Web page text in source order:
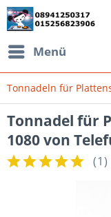
Menü
Tonnadeln für
Tonnadel für
1080 von
(1)